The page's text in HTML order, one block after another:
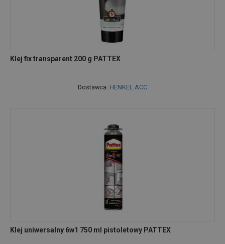
Klej fix transparent 200 g PATTEX
Dostawca: HENKEL ACC
Klej uniwersalny 6w1 750 ml pistoletowy PATTEX